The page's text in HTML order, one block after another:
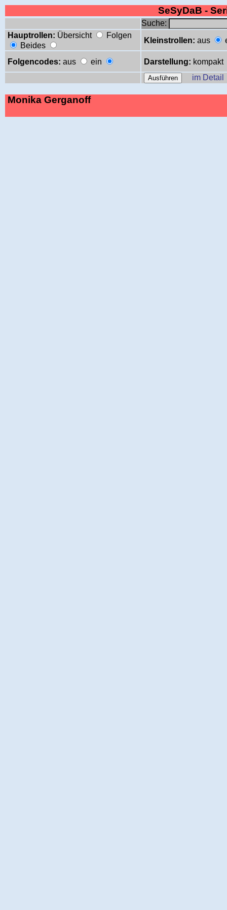
SeSyDaB -
Suche:
Hauptrollen: Übersicht
Folgen
Beides
Kleinstrollen: aus
Folgencodes: aus ein Darstellung: kompakt
im Detail
Monika Gerganoff